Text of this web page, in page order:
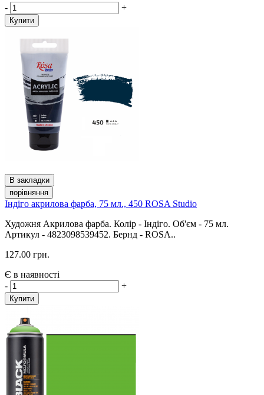
-
+
Купити
В закладки
порівняння
Індіго акрилова фарба, 75 мл., 450 ROSA Studio
Художня Акрилова фарба. Колір - Індіго. Об'єм - 75 мл.
Артикул - 4823098539452. Бернд - ROSA..
127.00 грн.
Є в наявності
-
+
Купити